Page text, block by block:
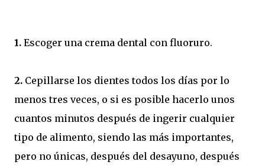
1. Escoger una crema dental con fluoruro.
2. Cepillarse los dientes todos los días por lo
menos tres veces, o si es posible hacerlo unos
cuantos minutos después de ingerir cualquier
tipo de alimento, siendo las más importantes,
pero no únicas, después del desayuno, después